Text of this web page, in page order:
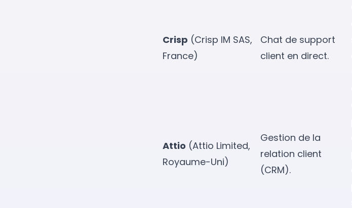
Crisp (Crisp IM SAS,
France)
Chat de support
client en direct.
Attio (Attio Limited,
Royaume-Uni)
Gestion de la
relation client
(CRM).